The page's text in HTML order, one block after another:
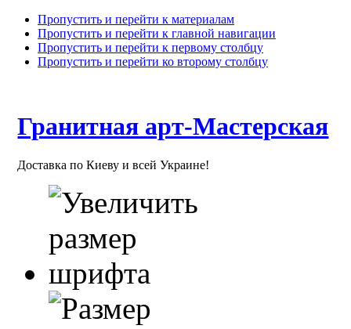
Пропустить и перейти к материалам
Пропустить и перейти к главной навигации
Пропустить и перейти к первому столбцу
Пропустить и перейти ко второму столбцу
Гранитная арт-Мастерская
Доставка по Киеву и всей Украине!